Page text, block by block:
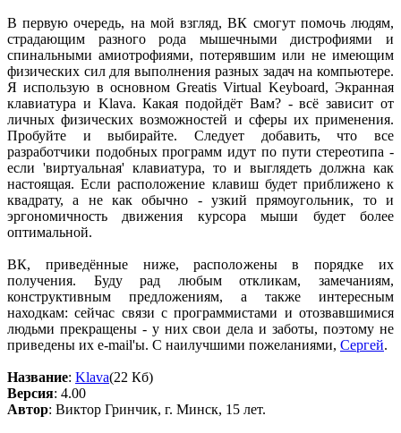
В первую очередь, на мой взгляд, ВК смогут помочь людям,
страдающим разного рода мышечными дистрофиями и
спинальными амиотрофиями, потерявшим или не имеющим
физических сил для выполнения разных задач на компьютере.
Я использую в основном Greatis Virtual Keyboard, Экранная
клавиатура и Klava. Какая подойдёт Вам? - всё зависит от
личных физических возможностей и сферы их применения.
Пробуйте и выбирайте. Следует добавить, что все
разработчики подобных программ идут по пути стереотипа -
если 'виртуальная' клавиатура, то и выглядеть должна как
настоящая. Если расположение клавиш будет приближено к
квадрату, а не как обычно - узкий прямоугольник, то и
эргономичность движения курсора мыши будет более
оптимальной.
ВК, приведённые ниже, расположены в порядке их
получения. Буду рад любым откликам, замечаниям,
конструктивным предложениям, а также интересным
находкам: сейчас связи с программистами и отозвавшимися
людьми прекращены - у них свои дела и заботы, поэтому не
приведены их е-mail'ы. С наилучшими пожеланиями, Сергей.
Название: Klava(22 Кб)
Версия: 4.00
Автор: Виктор Гринчик, г. Минск, 15 лет.